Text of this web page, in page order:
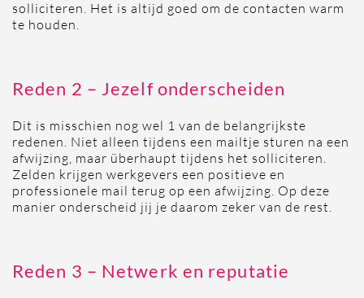
solliciteren. Het is altijd goed om de contacten warm
te houden.
Reden 2 – Jezelf onderscheiden
Dit is misschien nog wel 1 van de belangrijkste
redenen. Niet alleen tijdens een mailtje sturen na een
afwijzing, maar überhaupt tijdens het solliciteren.
Zelden krijgen werkgevers een positieve en
professionele mail terug op een afwijzing. Op deze
manier onderscheid jij je daarom zeker van de rest.
Reden 3 – Netwerk en reputatie